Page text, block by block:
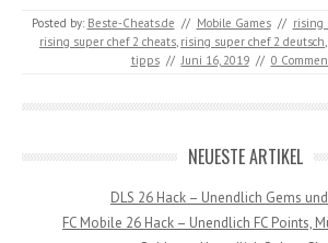
Posted by: Beste-Cheats.de // Mobile Games // rising
rising super chef 2 cheats rising super chef 2 deutsch
tipps // Juni 16, 2019 // 0
NEUESTE ARTIKEL
DLS 26 Hack – Unendlich Gems
FC Mobile 26 Hack – Unendlich FC Points,